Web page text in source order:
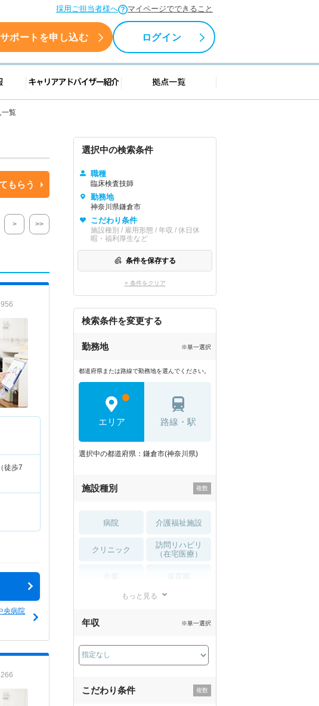
採用ご担当者様へ マイページでできること
ポートを申し込む ログイン
転職支援情報 キャリアアドバイザー紹介 拠点一覧
一覧
もらう
> >>
徒歩7
央病院
選択中の検索条件
職種
臨床検査技師
勤務地
神奈川県鎌倉市
こだわり条件
施設種別 / 雇用形態 / 年収 / 休日休
暇・福利厚生など
条件を保存する
× 条件をクリア
検索条件を変更する
勤務地 ※単一選択
都道府県または路線で勤務地を選んでください。
エリア 路線・駅
選択中の都道府県：鎌倉市(神奈川県)
施設種別
病院 介護福祉施設
クリニック
訪問リハビリ
（在宅医療）
薬局・
もっと見る
年収 ※単一選択
こだわり条件